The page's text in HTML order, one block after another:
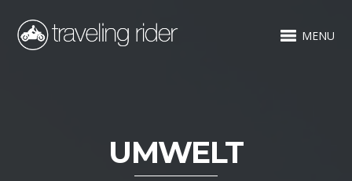
MENU
UMWELT